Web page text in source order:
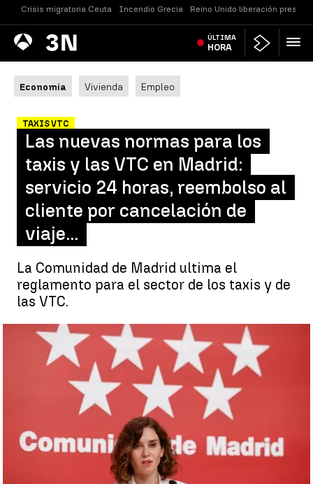
Crisis migratoria Ceuta Incendio Grecia Reino Unido liberación presos
Antena
3 Noticias ÚLTIMA
HORA
Economía Vivienda Empleo
TAXIS VTC
Las nuevas normas para los
taxis y las VTC en Madrid:
servicio 24 horas, reembolso al
cliente por cancelación de
viaje...
La Comunidad de Madrid ultima el
reglamento para el sector de los taxis y de
las VTC.